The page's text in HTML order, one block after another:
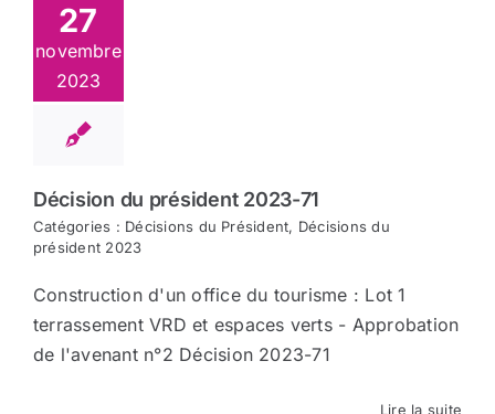
27
novembre
2023
Décision du président 2023-71
Catégories : Décisions du Président, Décisions du
président 2023
Construction d'un office du tourisme : Lot 1
terrassement VRD et espaces verts - Approbation
de l'avenant n°2 Décision 2023-71
Lire la suite